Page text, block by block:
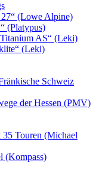
(Lowe Alpine)
(Platypus)
AS“ (Leki)
(Leki)
Schweiz
der Hessen (PMV)
Touren (Michael
(Kompass)